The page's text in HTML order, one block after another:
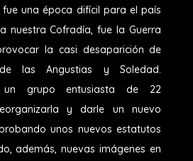
una época difícil para el país
nuestra Cofradía, fue la Guerra
la casi desaparición de
las Angustias y Soledad.
un grupo entusiasta de 22
y darle un nuevo
unos nuevos estatutos
además, nuevas imágenes en